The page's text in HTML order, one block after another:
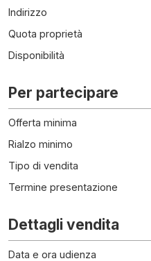
Indirizzo
Quota proprietà
Disponibilità
Per partecipare
Offerta minima
Rialzo minimo
Tipo di vendita
Termine presentazione
Dettagli vendita
Data e ora udienza